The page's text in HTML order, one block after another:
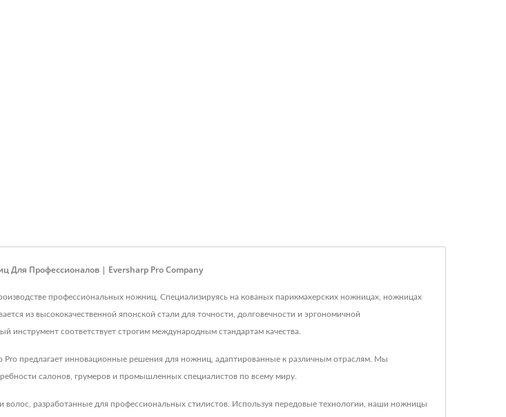
Профессионалов | Eversharp Pro Company
профессиональных ножниц. Специализируясь на кованых парикмахерских ножницах, ножницах
из высококачественной японской стали для точности, долговечности и эргономичной
соответствует строгим международным стандартам качества.
предлагает инновационные решения для ножниц, адаптированные к различным отраслям. Мы
салонов, грумеров и промышленных специалистов по всему миру.
разработанные для профессиональных стилистов. Используя передовые технологии, наши ножницы